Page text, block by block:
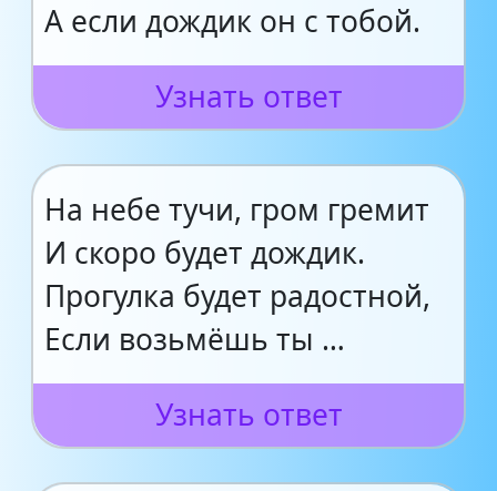
А если дождик он с тобой.
Узнать ответ
На небе тучи, гром гремит
И скоро будет дождик.
Прогулка будет радостной,
Если возьмёшь ты …
Узнать ответ